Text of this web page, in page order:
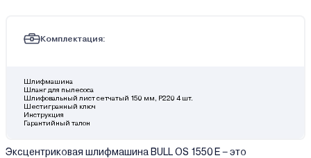
Комплектация:
Шлифмашина
Шланг для пылесоса
Шлифовальный лист сетчатый 150 мм, Р220 4 шт.
Шестигранный ключ
Инструкция
Гарантийный талон
Эксцентриковая шлифмашина BULL OS 1550 E – это